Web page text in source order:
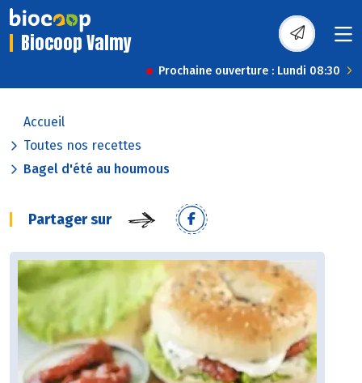
Biocoop Valmy
Prochaine ouverture : Lundi 08:30
Accueil
Toutes nos recettes
Bagel d'été au houmous
Partager sur